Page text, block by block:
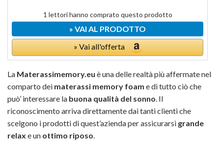
1 lettori hanno comprato questo prodotto
» VAI AL PRODOTTO
» Vai all'offerta
La Materassimemory.eu è una delle realtà più affermate nel
comparto dei materassi memory foam e di tutto ciò che
può’ interessare la buona qualità del sonno. Il
riconoscimento arriva direttamente dai tanti clienti che
scelgono i prodotti di quest’azienda per assicurarsi grande
relax e un ottimo riposo.